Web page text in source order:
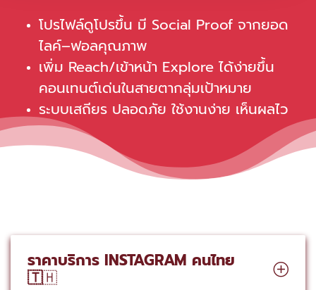
โปรไฟล์ดูโปรขึ้น มี Social Proof จากยอด
ไลค์–ฟอลคุณภาพ
เพิ่ม Reach/เข้าหน้า Explore ได้ง่ายขึ้น
คอนเทนต์เด่นในสายตากลุ่มเป้าหมาย
ระบบเสถียร ปลอดภัย ใช้งานง่าย เห็นผลไว
ราคาบริการ INSTAGRAM คนไทย
🇹🇭